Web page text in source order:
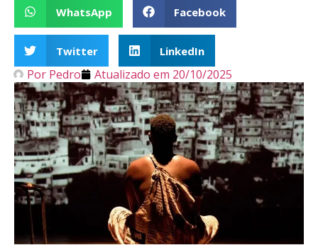
WhatsApp Facebook
Twitter LinkedIn
Por Pedro Atualizado em 20/10/2025